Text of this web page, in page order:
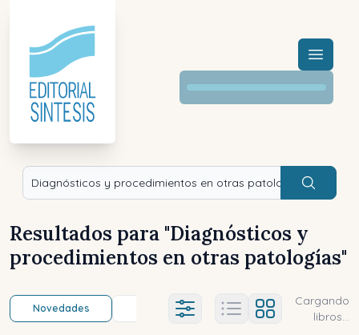
Menú
Buscar
Resultados para "Diagnósticos y
procedimientos en otras patologías"
Novedades Título (a-z) Título (z-a)
Ajustes abierto
Cargando
libros...